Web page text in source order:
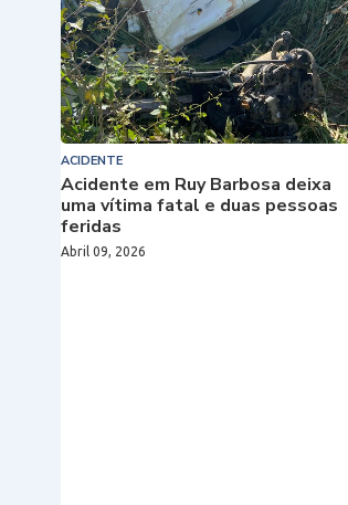
ACIDENTE
Acidente em Ruy Barbosa deixa
uma vítima fatal e duas pessoas
feridas
Abril 09, 2026